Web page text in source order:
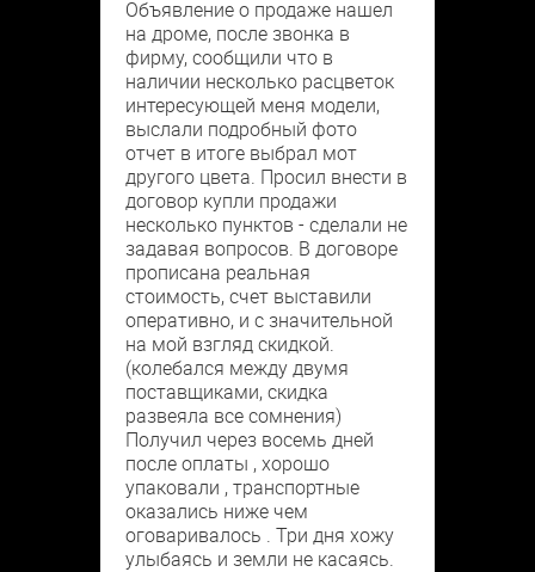
Объявление о продаже нашел
на дроме, после звонка в
фирму, сообщили что в
наличии несколько расцветок
интересующей меня модели,
выслали подробный фото
отчет в итоге выбрал мот
другого цвета. Просил внести в
договор купли продажи
несколько пунктов - сделали не
задавая вопросов. В договоре
прописана реальная
стоимость, счет выставили
оперативно, и с значительной
на мой взгляд скидкой.
(колебался между двумя
поставщиками, скидка
развеяла все сомнения)
Получил через восемь дней
после оплаты , хорошо
упаковали , транспортные
оказались ниже чем
оговаривалось . Три дня хожу
улыбаясь и земли не касаясь.